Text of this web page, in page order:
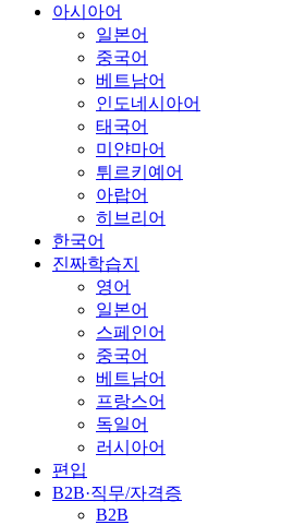
아시아어
일본어
중국어
베트남어
인도네시아어
태국어
미얀마어
튀르키예어
아랍어
히브리어
한국어
진짜학습지
영어
일본어
스페인어
중국어
베트남어
프랑스어
독일어
러시아어
편입
B2B·직무/자격증
B2B